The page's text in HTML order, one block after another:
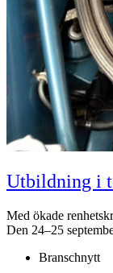
Utbildning i
Med ökade
Den 24–25
Branschnytt